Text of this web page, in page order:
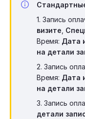
1. Запись
визите,
Время: Дата
на детали
2. Запись
Время: Дата
на детали
3. Запись
детали